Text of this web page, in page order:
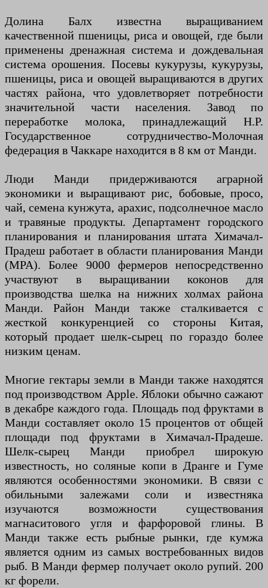
Долина Балх известна выращиванием
качественной пшеницы, риса и овощей, где были
применены дренажная система и дождевальная
система орошения. Посевы кукурузы, кукурузы,
пшеницы, риса и овощей выращиваются в других
частях района, что удовлетворяет потребности
значительной части населения. Завод по
переработке молока, принадлежащий H.P.
Государственное сотрудничество-Молочная
федерация в Чаккаре находится в 8 км от Манди.
Люди Манди придерживаются аграрной
экономики и выращивают рис, бобовые, просо,
чай, семена кунжута, арахис, подсолнечное масло
и травяные продукты. Департамент городского
планирования и планирования штата Химачал-
Прадеш работает в области планирования Манди
(MPA). Более 9000 фермеров непосредственно
участвуют в выращивании коконов для
производства шелка на нижних холмах района
Манди. Район Манди также сталкивается с
жесткой конкуренцией со стороны Китая,
который продает шелк-сырец по гораздо более
низким ценам.
Многие гектары земли в Манди также находятся
под производством Apple. Яблоки обычно сажают
в декабре каждого года. Площадь под фруктами в
Манди составляет около 15 процентов от общей
площади под фруктами в Химачал-Прадеше.
Шелк-сырец Манди приобрел широкую
известность, но соляные копи в Дранге и Гуме
являются особенностями экономики. В связи с
обильными залежами соли и известняка
изучаются возможности существования
магнаситового угля и фарфоровой глины. В
Манди также есть рыбные рынки, где кумжа
является одним из самых востребованных видов
рыб. В Манди фермер получает около рупий. 200
кг форели.